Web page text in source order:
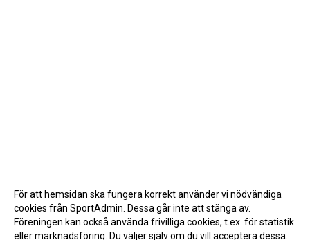
För att hemsidan ska fungera korrekt använder vi nödvändiga
cookies från SportAdmin. Dessa går inte att stänga av.
Föreningen kan också använda frivilliga cookies, t.ex. för statistik
eller marknadsföring. Du väljer själv om du vill acceptera dessa.